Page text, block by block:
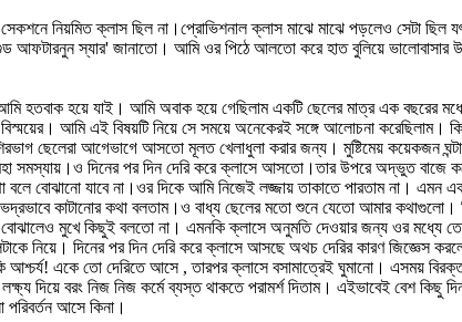
নিয়মিত ক্লাস ছিল না।প্রোভিশনাল ক্লাস মাঝে মাঝে পড়লেও সেটা ছিল
'গুড আফটারনুন স্যার' জানাতো। আমি ওর পিঠে আলতো করে হাত বুলিয়ে
হতবাক হয়ে যাই। আমি অবাক হয়ে গেছিলাম একটি ছেলের মাত্র এক বছরের
আমি এই বিষয়টি নিয়ে সে সময়ে অনেকেরই সঙ্গে আলোচনা করেছিলাম।
ছেলেরা আগেভাগে আসতো মূলত খেলাধুলা করার জন্য। মুষ্টিমেয় কয়েকজন
সমস্যায়।ও দিনের পর দিন দেরি করে ক্লাসে আসতো।তার উপরে অদ্ভুত বাজে
বোঝানো যাবে না।ওর দিকে আমি নিজেই লজ্জায় তাকাতে পারতাম না। এমন
কাটানোর কথা বলতাম।ও বাধ্য ছেলের মতো শুনে যেতো আমার কথাগুলো।
মুখে কিছুই বলতো না। এমনকি ক্লাসে অনুমতি দেওয়ার জন্য ওর মধ্যে
নিয়ে। দিনের পর দিন দেরি করে ক্লাসে আসছে অথচ দেরির কারণ
আশ্চর্য! একে তো দেরিতে আসে , তারপর ক্লাসে বসামাত্রেই ঘুমানো। এসময়
লক্ষ্য দিয়ে বরং নিজ নিজ কর্মে ব্যস্ত থাকতে পরামর্শ দিতাম। এইভাবেই বেশ
আসে কিনা।